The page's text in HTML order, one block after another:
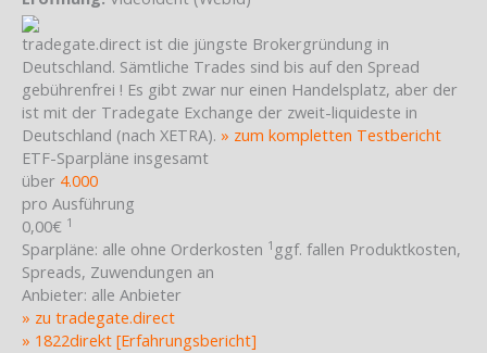
tradegate.direct ist die jüngste Brokergründung in
Deutschland. Sämtliche Trades sind bis auf den Spread
gebührenfrei ! Es gibt zwar nur einen Handelsplatz, aber der
ist mit der Tradegate Exchange der zweit-liquideste in
Deutschland (nach XETRA). » zum kompletten Testbericht
ETF-Sparpläne insgesamt
über 4.000
pro Ausführung
0,00€ 1
Sparpläne: alle ohne Orderkosten 1 ggf. fallen Produktkosten,
Spreads, Zuwendungen an
Anbieter: alle Anbieter
» zu tradegate.direct
» 1822direkt [Erfahrungsbericht]